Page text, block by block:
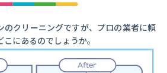
のクリーニングですが、プロの業者に頼
にあるのでしょうか。